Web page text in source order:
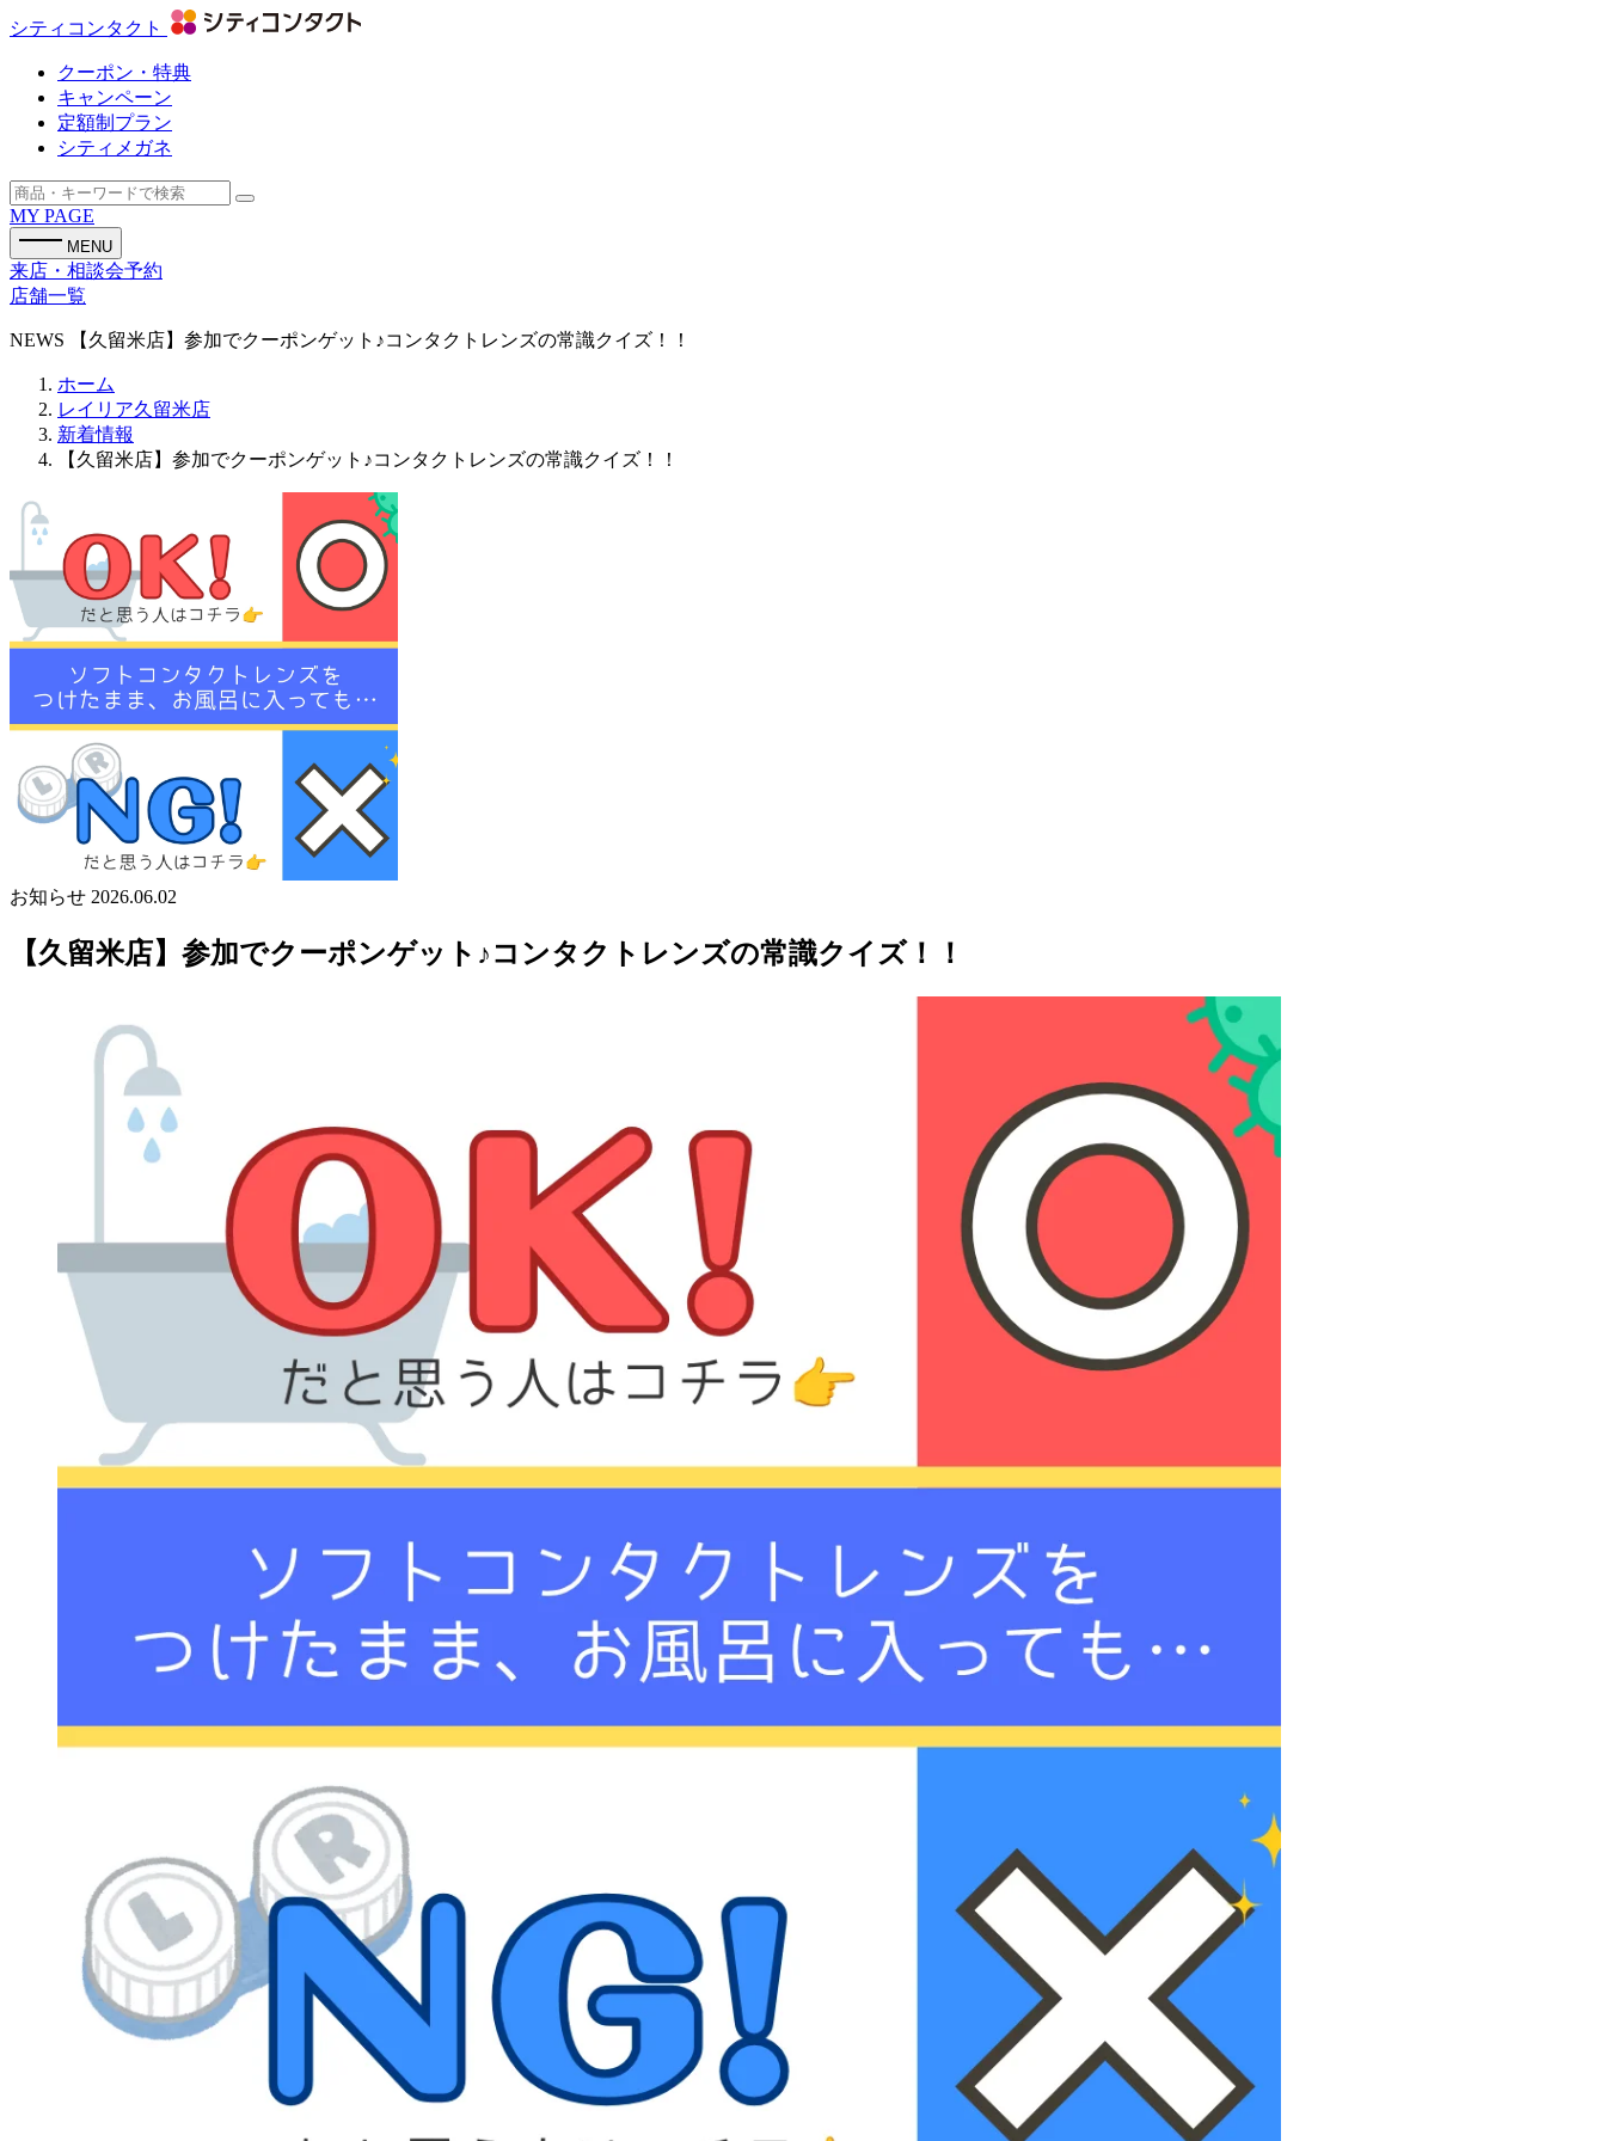
シティコンタクト
クーポン・特典
キャンペーン
定額制プラン
シティメガネ
MY PAGE
MENU
来店・相談会予約
店舗一覧
NEWS 【久留米店】参加でクーポンゲット♪コンタクトレンズの常識クイズ！！
ホーム
レイリア久留米店
新着情報
【久留米店】参加でクーポンゲット♪コンタクトレンズの常識クイズ！！
お知らせ 2026.06.02
【久留米店】参加でクーポンゲット♪コンタクトレンズの常識クイズ！！